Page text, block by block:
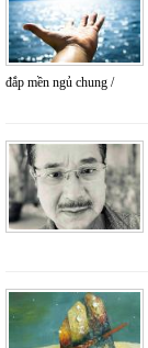
đắp mền ngủ chung /